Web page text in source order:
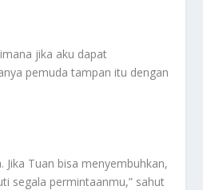
jika aku dapat
pemuda tampan itu dengan
Jika Tuan bisa menyembuhkan,
segala permintaanmu,” sahut